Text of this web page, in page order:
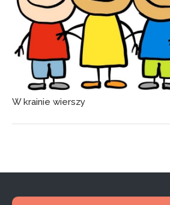
W krainie wierszy